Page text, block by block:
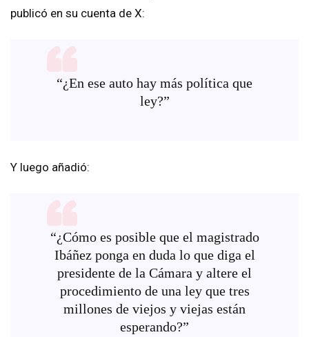
publicó en su cuenta de X:
“¿En ese auto hay más política que
ley?”
Y luego añadió:
“¿Cómo es posible que el magistrado
Ibáñez ponga en duda lo que diga el
presidente de la Cámara y altere el
procedimiento de una ley que tres
millones de viejos y viejas están
esperando?”